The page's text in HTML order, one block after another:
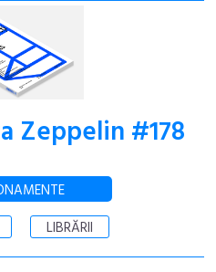
Zeppelin #178
LIBRĂRII